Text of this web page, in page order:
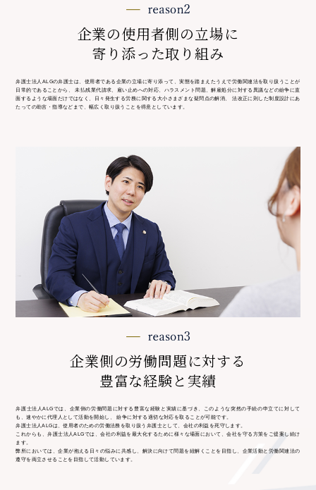
企業の使用者側の立場に
寄り添った取り組み
弁護士法人ALGの弁護士は、使用者である企業の立場に寄り添って、実態を踏まえたうえで労働関連法を取り扱うことが
日常的であることから、 未払残業代請求、雇い止めへの対応、ハラスメント問題、解雇処分に対する異議などの紛争に直
面するような場面だけではなく、日々発生する労務に関する大小さまざまな疑問点の解消、 法改正に則した制度設計にあ
たっての助言・指導などまで、幅広く取り扱うことを得意としています。
企業側の労働問題に対する
豊富な経験と実績
弁護士法人ALGでは、企業側の労働問題に対する豊富な経験と実績に基づき、このような突然の手続の申立てに対して
も、速やかに代理人として活動を開始し、 紛争に対する適切な対応を取ることが可能です。
弁護士法人ALGは、使用者のための労働法務を取り扱う弁護士として、会社の利益を死守します。
これからも、弁護士法人ALGでは、会社の利益を最大化するために様々な場面において、会社を守る方策をご提案し続け
ます。
弊所においては、企業が抱える日々の悩みに共感し、解決に向けて問題を紐解くことを目指し、企業活動と労働関連法の
遵守を両立させることを目指して活動しています。